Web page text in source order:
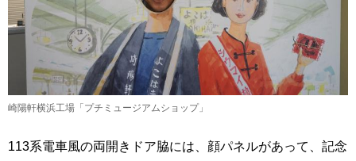
崎陽軒横浜工場「プチミュージアムショップ」
113系電車風の両開きドア脇には、顔パネルがあって、記念